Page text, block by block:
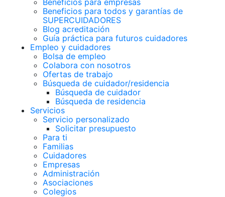
Beneficios para todos y garantías de
SUPERCUIDADORES
Blog acreditación
Guía práctica para futuros cuidadores
Empleo y cuidadores
Bolsa de empleo
Colabora con nosotros
Ofertas de trabajo
Búsqueda de cuidador/residencia
Búsqueda de cuidador
Búsqueda de residencia
Servicios
Servicio personalizado
Solicitar presupuesto
Para ti
Familias
Cuidadores
Empresas
Administración
Asociaciones
Colegios